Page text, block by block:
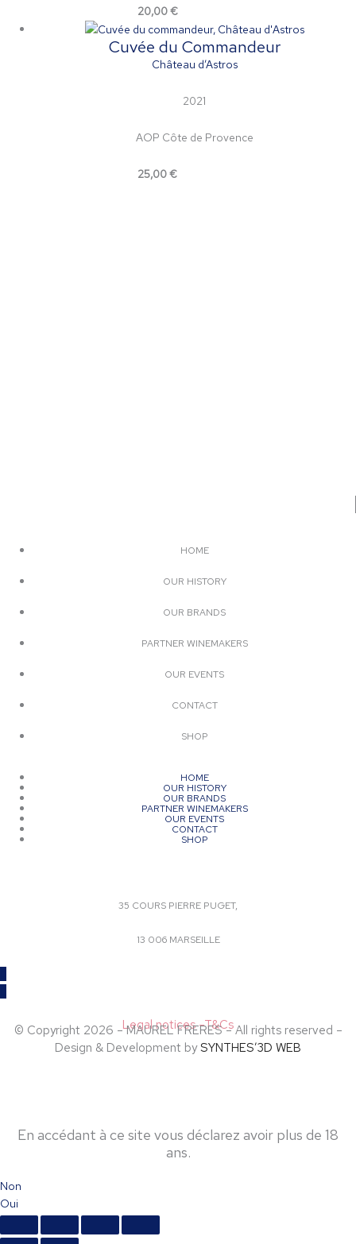
20,00€
Cuvée du Commandeur
Château d’Astros
2021
AOP Côte de Provence
25,00€
HOME
OUR HISTORY
OUR BRANDS
PARTNER WINEMAKERS
OUR EVENTS
CONTACT
SHOP
HOME
OUR HISTORY
OUR BRANDS
PARTNER WINEMAKERS
OUR EVENTS
CONTACT
SHOP
35 COURS PIERRE PUGET,
13 006 MARSEILLE
Legal notices–T&Cs
© Copyright 2026 – MAUREL FRERES – All rights reserved –
Design & Development bySYNTHES’3D WEB
En accédant à ce site vous déclarez avoir plus de 18
ans.
Non
Oui